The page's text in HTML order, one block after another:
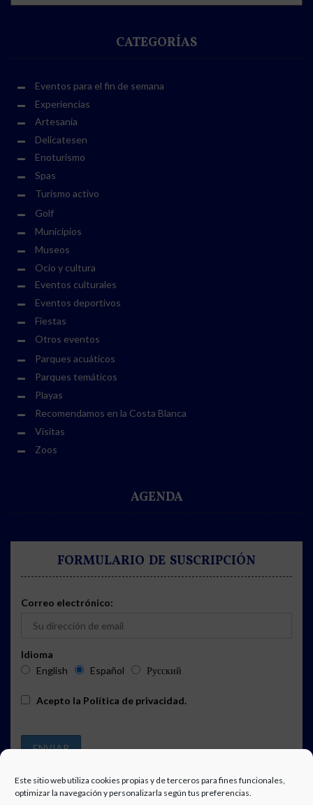
Este sitio web utiliza cookies propias y de terceros para fines funcionales,
optimizar la navegación y personalizarla según tus preferencias.
CATEGORÍAS
Eventos para el fin de semana
Experiencias
Artesanía
Delicatesen
Enoturismo
Spas
Turismo activo
Golf
Municipios
Museos
Ocio y cultura
Eventos culturales
Eventos deportivos
Fiestas
Otros eventos
Parques acuáticos
Parques temáticos
Playas
Recomendamos en la Costa Blanca
Visitas
Zoos
AGENDA
FORMULARIO DE SUSCRIPCIÓN
Correo electrónico:
Idioma
English
Español Русский
Acepto la Política de privacidad.